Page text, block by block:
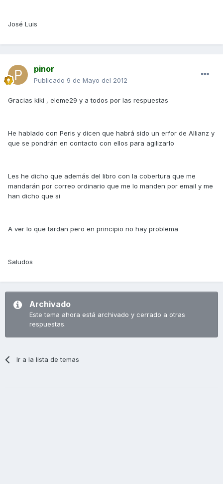
José Luis
pinor
Publicado 9 de Mayo del 2012
Gracias kiki , eleme29 y a todos por las respuestas
He hablado con Peris y dicen que habrá sido un erfor de Allianz y
que se pondrán en contacto con ellos para agilizarlo
Les he dicho que además del libro con la cobertura que me
mandarán por correo ordinario que me lo manden por email y me
han dicho que si
A ver lo que tardan pero en principio no hay problema
Saludos
Archivado
Este tema ahora está archivado y cerrado a otras
respuestas.
Ir a la lista de temas